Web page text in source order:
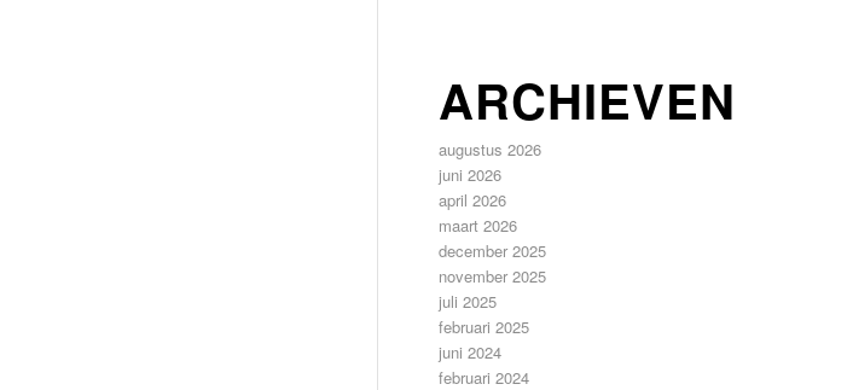
ARCHIEVEN
augustus 2026
juni 2026
april 2026
maart 2026
december 2025
november 2025
juli 2025
februari 2025
juni 2024
februari 2024